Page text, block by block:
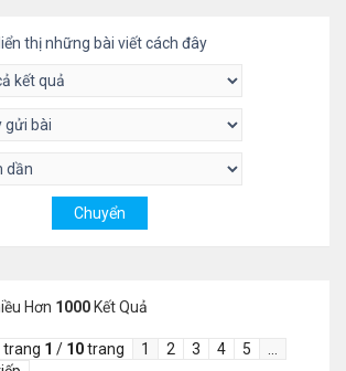
thị những bài viết cách đây
Hơn 1000 Kết Quả
trang 1 / 10trang 1 2 3 4 5